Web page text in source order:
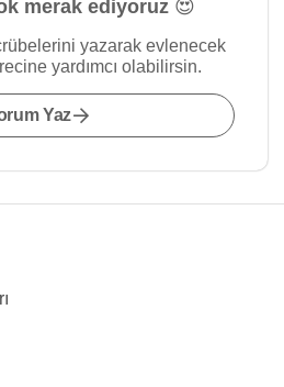
merak ediyoruz 😍
yazarak evlenecek
yardımcı olabilirsin.
Yaz